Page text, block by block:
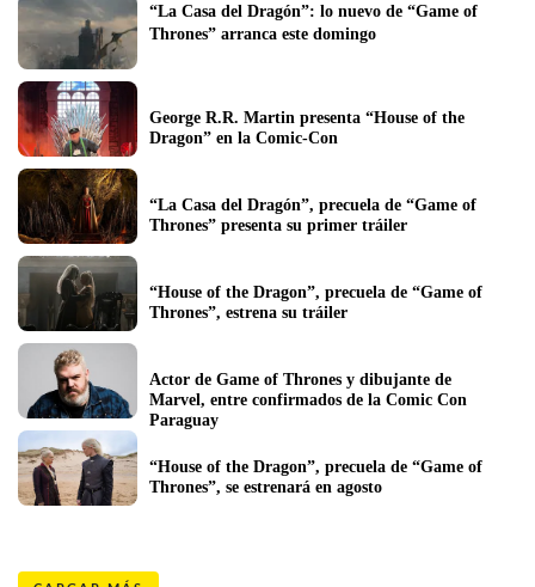
“La Casa del Dragón”: lo nuevo de “Game of
Thrones” arranca este domingo
George R.R. Martin presenta “House of the
Dragon” en la Comic-Con
“La Casa del Dragón”, precuela de “Game of
Thrones” presenta su primer tráiler
“House of the Dragon”, precuela de “Game of
Thrones”, estrena su tráiler
Actor de Game of Thrones y dibujante de
Marvel, entre confirmados de la Comic Con
Paraguay
“House of the Dragon”, precuela de “Game of
Thrones”, se estrenará en agosto